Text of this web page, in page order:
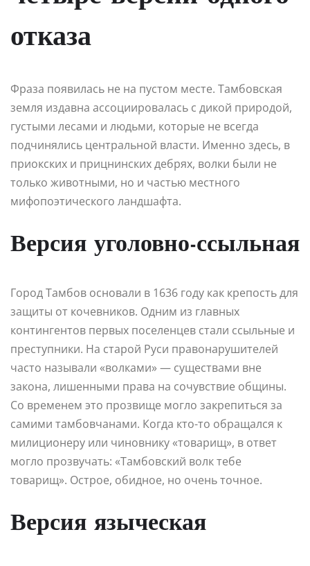
отказа
Фраза появилась не на пустом месте. Тамбовская
земля издавна ассоциировалась с дикой природой,
густыми лесами и людьми, которые не всегда
подчинялись центральной власти. Именно здесь, в
приокских и прицнинских дебрях, волки были не
только животными, но и частью местного
мифопоэтического ландшафта.
Версия уголовно-ссыльная
Город Тамбов основали в 1636 году как крепость для
защиты от кочевников. Одним из главных
контингентов первых поселенцев стали ссыльные и
преступники. На старой Руси правонарушителей
часто называли «волками» — существами вне
закона, лишенными права на сочувствие общины.
Со временем это прозвище могло закрепиться за
самими тамбовчанами. Когда кто-то обращался к
милиционеру или чиновнику «товарищ», в ответ
могло прозвучать: «Тамбовский волк тебе
товарищ». Острое, обидное, но очень точное.
Версия языческая